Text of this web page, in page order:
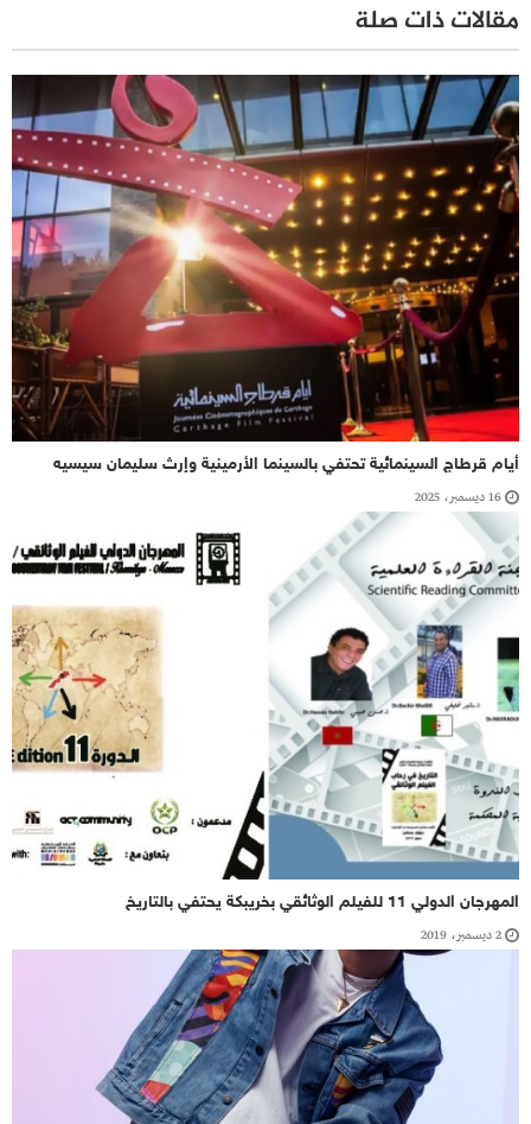
مقالات ذات صلة
أيام قرطاج السينمائية تحتفي بالسينما الأرمينية وإرث سليمان سيسيه
16 ديسمبر، 2025
المهرجان الدولي 11 للفيلم الوثائقي بخريبكة يحتفي بالتاريخ
2 ديسمبر، 2019